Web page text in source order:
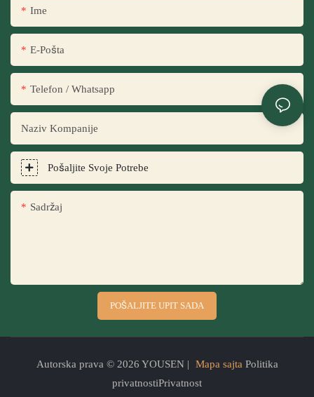
Ime
E-Pošta
Telefon / Whatsapp
Naziv Kompanije
Pošaljite Svoje Potrebe
Sadržaj
POŠALJITE UPIT SADA
Autorska prava © 2026 YOUSEN | Mapa sajtaPolitika
privatnostiPrivatnost